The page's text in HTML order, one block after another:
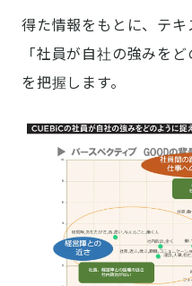
得た情報をもとに、テ
「社員が自社の強みを
を把握します。